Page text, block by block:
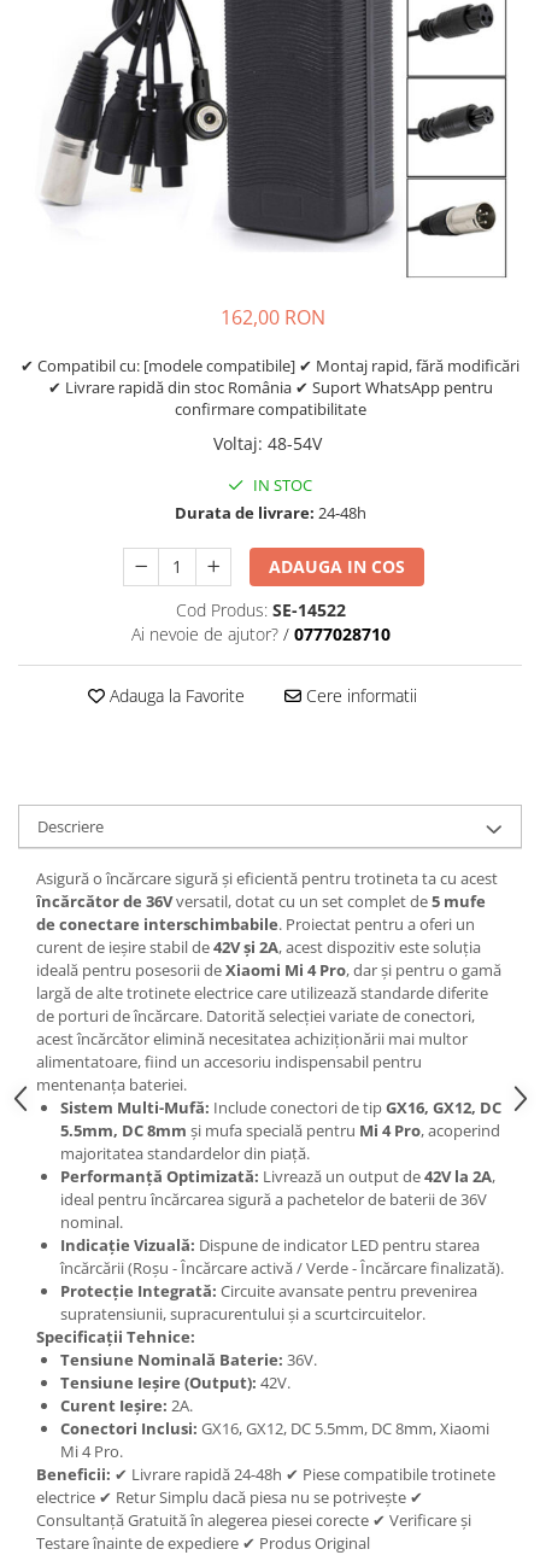
https://www.doctortrotineta.ro/lumini
Stop trotineta
Faruri
https://www.doctortrotineta.ro/cadru
Aparatori (aripi)
162,00 RON
✔ Compatibil cu: [modele compatibile] ✔ Montaj rapid, fără modificări
✔ Livrare rapidă din stoc România ✔ Suport WhatsApp pentru
confirmare compatibilitate
Voltaj: 48-54V
IN STOC
Durata de livrare: 24-48h
ADAUGA IN COS
Cod Produs: SE-14522
Ai nevoie de ajutor? / 0777028710
Adauga la Favorite Cere informatii
Descriere
Asigură o încărcare sigură și eficientă pentru trotineta ta cu acest
încărcător de 36Vversatil, dotat cu un set complet de5 mufe
de conectare interschimbabile. Proiectat pentru a oferi un
curent de ieșire stabil de42V și 2A, acest dispozitiv este soluția
ideală pentru posesorii deXiaomi Mi 4 Pro, dar și pentru o gamă
largă de alte trotinete electrice care utilizează standarde diferite
de porturi de încărcare. Datorită selecției variate de conectori,
acest încărcător elimină necesitatea achiziționării mai multor
alimentatoare, fiind un accesoriu indispensabil pentru
mentenanța bateriei.
Sistem Multi-Mufă: Include conectori de tipGX16, GX12, DC
5.5mm, DC 8mm și mufa specială pentru Mi 4 Pro, acoperind
majoritatea standardelor din piață.
Performanță Optimizată: Livrează un output de42V la 2A,
ideal pentru încărcarea sigură a pachetelor de baterii de 36V
nominal.
Indicație Vizuală: Dispune de indicator LED pentru starea
încărcării (Roșu - Încărcare activă / Verde - Încărcare finalizată).
Protecție Integrată: Circuite avansate pentru prevenirea
supratensiunii, supracurentului și a scurtcircuitelor.
Specificații Tehnice:
Tensiune Nominală Baterie: 36V.
Tensiune Ieșire (Output): 42V.
Curent Ieșire: 2A.
Conectori Inclusi: GX16, GX12, DC 5.5mm, DC 8mm, Xiaomi
Mi 4 Pro.
Beneficii: ✔ Livrare rapidă 24-48h ✔ Piese compatibile trotinete
electrice ✔ Retur Simplu dacă piesa nu se potrivește ✔
Consultanță Gratuită în alegerea piesei corecte ✔ Verificare și
Testare înainte de expediere ✔ Produs Original